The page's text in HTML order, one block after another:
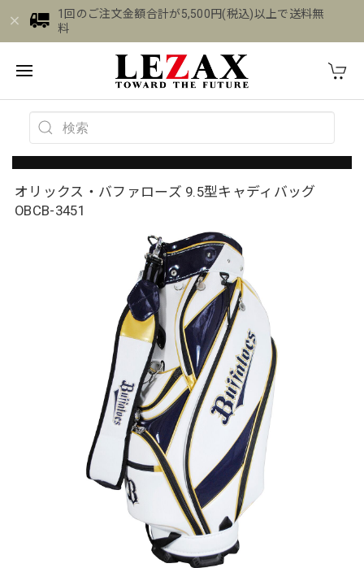
1回のご注文金額合計が5,500円(税込)以上で送料無
料
オリックス・バファローズ 9.5型キャディバッグ
OBCB-3451